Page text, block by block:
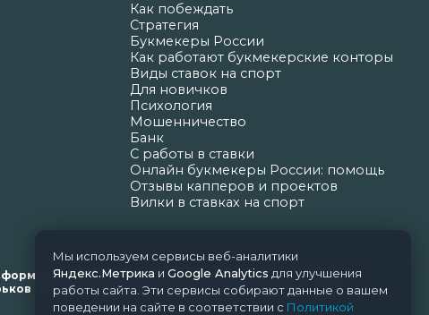
Как побеждать
Стратегия
Букмекеры России
Как работают букмекерские конторы
Виды ставок на спорт
Для новичков
Психология
Мошенничество
Банк
С работы в ставки
Онлайн букмекеры России: помощь
Отзывы капперов и проектов
Вилки в ставках на спорт
технологий и массовых коммуникаций
Н.Н. Почта редакции: support@nice-bets.ru
Мы используем сервисы веб-аналитики
Яндекс.Метрика и Google Analytics для улучшения
работы сайта. Эти сервисы собирают данные о вашем
поведении на сайте в соответствии с Политикой